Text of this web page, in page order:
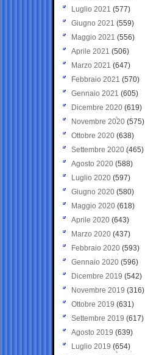
Luglio 2021 (577)
Giugno 2021(559)
Maggio 2021 (556)
Aprile 2021 (506)
Marzo 2021 (647)
Febbraio 2021 (570)
Gennaio 2021 (605)
Dicembre 2020 (619)
Novembre 2020 (575)
Ottobre 2020 (638)
Settembre 2020(465)
Agosto 2020 (588)
Luglio 2020 (597)
Giugno 2020 (580)
Maggio 2020 (618)
Aprile 2020 (643)
Marzo 2020 (437)
Febbraio 2020 (593)
Gennaio 2020 (596)
Dicembre 2019 (542)
Novembre 2019 (316)
Ottobre 2019 (631)
Settembre 2019 (617)
Agosto 2019 (639)
Luglio 2019 (654)